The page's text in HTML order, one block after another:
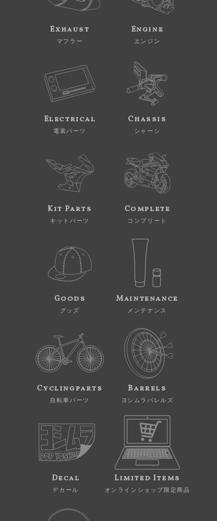
Exhaust
マフラー
Engine
エンジン
Electrical
電装パーツ
Chassis
シャーシ
Kit Parts
キットパーツ
Complete
コンプリート
Goods
グッズ
Maintenance
メンテナンス
Cyclingparts
自転車パーツ
Barrels
ヨシムラバレルズ
Decal
デカール
Limited Items
オンラインショップ限定商品